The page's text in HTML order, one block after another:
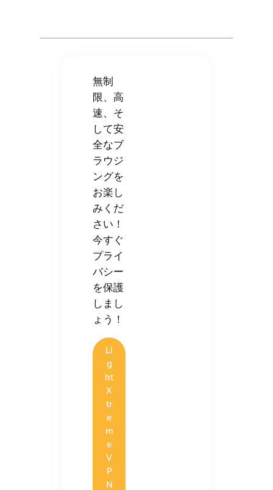
無制
限、高
速、そ
して安
全なブ
ラウジ
ングを
お楽し
みくだ
さい！
今すぐ
プライ
バシー
を保護
しまし
ょう！
Li
g
ht
X
tr
e
m
e
V
P
N